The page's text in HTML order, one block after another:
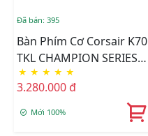
Đã bán: 395
Bàn Phím Cơ Corsair K70
TKL CHAMPION SERIES
RGB OPX (CH-911901A-
NA)
★ ★ ★ ★ ★
3.280.000 đ
Mới 100%